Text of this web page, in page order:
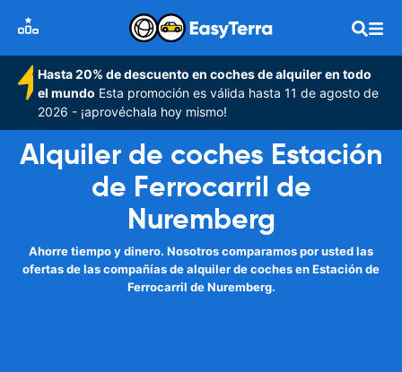
Hasta 20% de descuento en coches de alquiler en todo
el mundo Esta promoción es válida hasta 11 de agosto de
2026 - ¡aprovéchala hoy mismo!
Alquiler de coches Estación
de Ferrocarril de
Nuremberg
Ahorre tiempo y dinero. Nosotros comparamos por usted las
ofertas de las compañías de alquiler de coches en Estación de
Ferrocarril de Nuremberg.